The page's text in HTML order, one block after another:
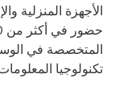
المتخصصة في
تكنولوجيا